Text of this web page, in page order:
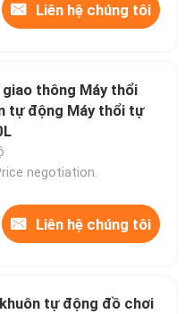
Liên hệ chúng tôi
giao thông Máy thổi
tự động Máy thổi tự
negotiation.
Liên hệ chúng tôi
tự động đồ chơi